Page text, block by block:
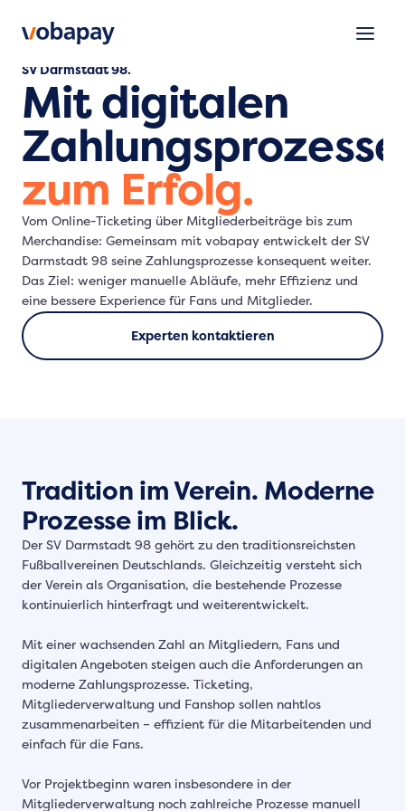
SV Darmstadt 98.
Mit digitalen
zum Erfolg.
Vom Online-Ticketing über Mitgliederbeiträge bis zum
Merchandise: Gemeinsam mit vobapay entwickelt der SV
Darmstadt 98 seine Zahlungsprozesse konsequent weiter.
Das Ziel: weniger manuelle Abläufe, mehr Effizienz und
eine bessere Experience für Fans und Mitglieder.
Experten kontaktieren
Tradition im Verein. Moderne
Prozesse im Blick.
Der SV Darmstadt 98 gehört zu den traditionsreichsten
Fußballvereinen Deutschlands. Gleichzeitig versteht sich
der Verein als Organisation, die bestehende Prozesse
kontinuierlich hinterfragt und weiterentwickelt.
Mit einer wachsenden Zahl an Mitgliedern, Fans und
digitalen Angeboten steigen auch die Anforderungen an
moderne Zahlungsprozesse. Ticketing,
Mitgliederverwaltung und Fanshop sollen nahtlos
zusammenarbeiten – effizient für die Mitarbeitenden und
einfach für die Fans.
Vor Projektbeginn waren insbesondere in der
Mitgliederverwaltung noch zahlreiche Prozesse manuell